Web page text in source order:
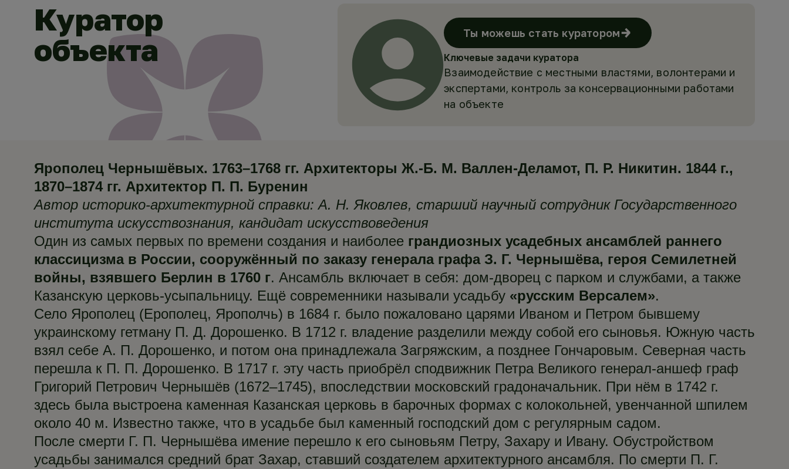
Куратор
объекта
Ты можешь стать куратором
Ключевые задачи куратора
Взаимодействие с местными властями, волонтерами и
экспертами, контроль за консервационными работами
на объекте
Ярополец Чернышёвых. 1763–1768 гг. Архитекторы Ж.‑Б. М. Валлен-Деламот, П. Р. Никитин. 1844 г.,
1870–1874 гг. Архитектор П. П. Буренин
Автор историко-архитектурной справки: А. Н. Яковлев, старший научный сотрудник Государственного
института искусствознания, кандидат искусствоведения
Один из самых первых по времени создания и наиболее грандиозных усадебных ансамблей раннего
классицизма в России, сооружённый по заказу генерала графа З. Г. Чернышёва, героя Семилетней
войны, взявшего Берлин в 1760 г. Ансамбль включает в себя: дом-дворец с парком и службами, а также
Казанскую церковь-усыпальницу. Ещё современники называли усадьбу «русским Версалем».
Село Ярополец (Ерополец, Ярополчь) в 1684 г. было пожаловано царями Иваном и Петром бывшему
украинскому гетману П. Д. Дорошенко. В 1712 г. владение разделили между собой его сыновья. Южную часть
взял себе А. П. Дорошенко, и потом она принадлежала Загряжским, а позднее Гончаровым. Северная часть
перешла к П. П. Дорошенко. В 1717 г. эту часть приобрёл сподвижник Петра Великого генерал-аншеф граф
Григорий Петрович Чернышёв (1672–1745), впоследствии московский градоначальник. При нём в 1742 г.
здесь была выстроена каменная Казанская церковь в барочных формах с колокольней, увенчанной шпилем
около 40 м. Известно также, что в усадьбе был каменный господский дом с регулярным садом.
После смерти Г. П. Чернышёва имение перешло к его сыновьям Петру, Захару и Ивану. Обустройством
усадьбы занимался средний брат Захар, ставший создателем архитектурного ансамбля. По смерти П. Г.